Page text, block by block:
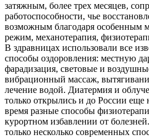
затяжным, более трех месяцев,
работоспособности, чье
возможным благодаря особенным
режим, механотерапия,
В здравницах использовали все
способы оздоровления: местную
фарадизация, световые и
вибрационный массаж,
лечение водой. Диатермия и
только открылись и до России
время разные способы
курортном избавлении от
только несколько современных